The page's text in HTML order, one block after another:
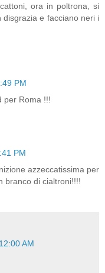
ora in poltrona, si
disgrazia e facciano neri i
PM
per Roma !!!
PM
azzeccatissima per
branco di cialtroni!!!!
AM